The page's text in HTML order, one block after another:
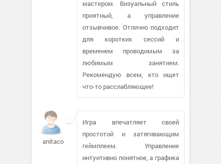
мастером. Визуальный стиль
приятный, а управление
отзывчивое. Отлично подходит
для коротких сессий и
временем проводимым за
любимым занятием.
Рекомендую всем, кто ищет
что-то расслабляющее!
anitacom188
Игра впечатляет своей
простотой и затягивающим
геймплеем. Управление
интуитивно понятное, а графика